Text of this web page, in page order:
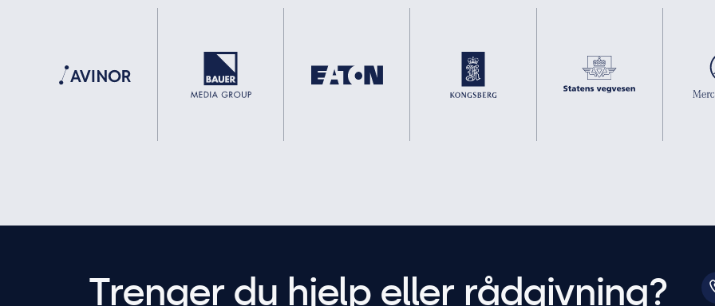
Trenger du hjelp eller rådgivning?